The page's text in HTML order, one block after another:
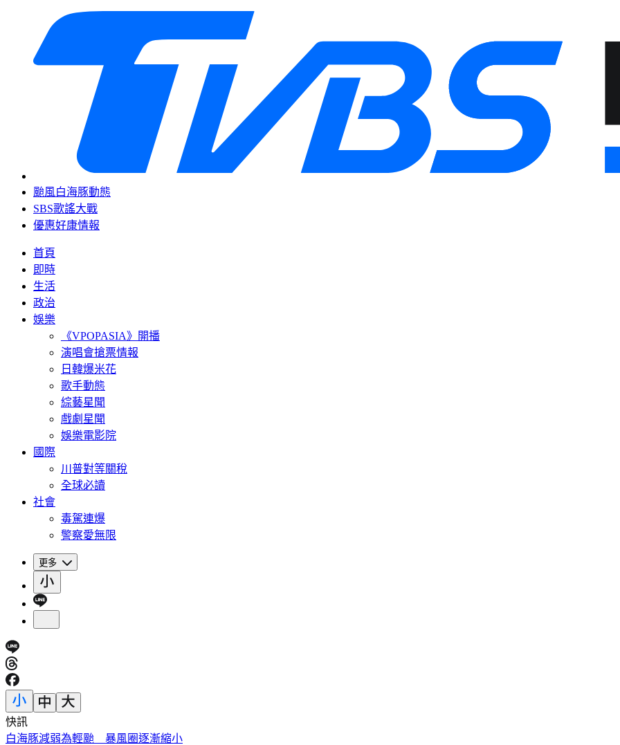
颱風白海豚動態
SBS歌謠大戰
優惠好康情報
首頁
即時
生活
政治
娛樂
《VPOPASIA》開播
演唱會搶票情報
日韓爆米花
歌手動態
綜藝星聞
戲劇星聞
娛樂電影院
國際
川普對等關稅
全球必讀
社會
毒駕連爆
警察愛無限
更多
快訊
駐歐外交官爆霸凌、徐佳青狂出國 他轟：政府官員風紀徹底棄守